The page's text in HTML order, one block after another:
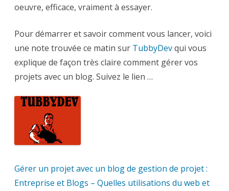
oeuvre, efficace, vraiment à essayer.
Pour démarrer et savoir comment vous lancer, voici
une note trouvée ce matin sur TubbyDevqui vous
explique de façon très claire comment gérer vos
projets avec un blog. Suivez le lien …
Gérer un projet avec un blog de gestion de projet :
Entreprise et Blogs – Quelles utilisations du web et